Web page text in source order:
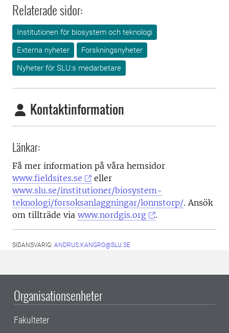
Relaterade sidor:
Institutionen för biosystem och teknologi
Externa nyheter
Forskningsnyheter
Nyheter för SLU:s medarbetare
Kontaktinformation
Länkar:
Få mer information på våra hemsidor
www.fieldsites.se
eller
www.slu.se/institutioner/biosystem-
teknologi/forsoksanlaggningar/lonnstorp/. Ansök
om tillträde via www.nordgis.org .
SIDANSVARIG: ANDRUS.KANGRO@SLU.SE
Organisationsenheter
Fakulteter